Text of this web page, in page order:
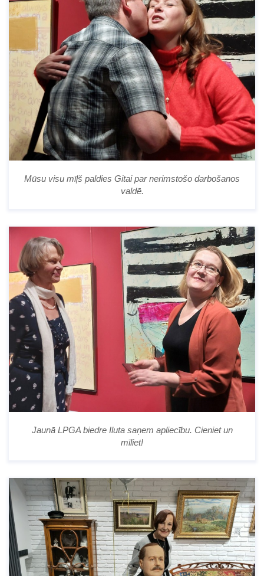
Mūsu visu mīļš paldies Gitai par nerimstošo darbošanos
valdē.
Jaunā LPGA biedre Iluta saņem apliecību. Cieniet un
mīliet!